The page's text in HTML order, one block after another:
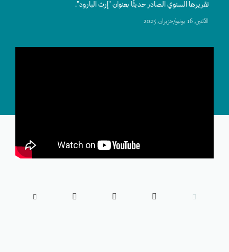
تقريرها السنوي الصادر حديثًا بعنوان "إرث البارود".
اﻷثنين, 16 يونيو/حزيران, 2025




